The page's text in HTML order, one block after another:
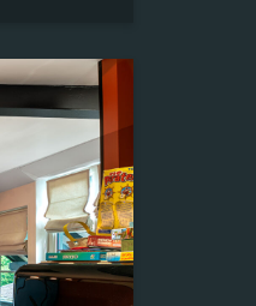
m²
Terrain
m²
4
3